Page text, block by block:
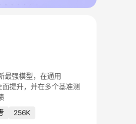
最强模型，在通用
提升，并在多个基准测
256K